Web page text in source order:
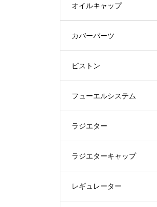
オイルキャップ
カバーパーツ
ピストン
フューエルシステム
ラジエター
ラジエターキャップ
レギュレーター